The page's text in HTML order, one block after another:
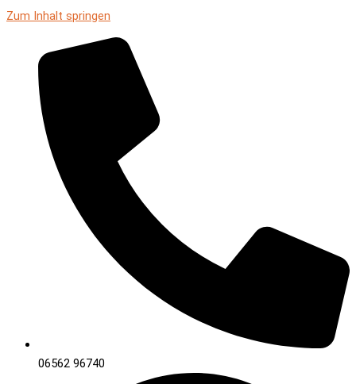
Zum Inhalt springen
06562 96740